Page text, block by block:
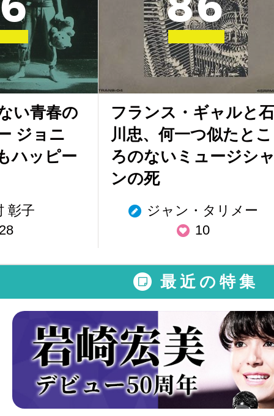
6
い青春の
ジョニ
ハッピー
彰子
86
フランス・ギャルと石
川忠、何一つ似たとこ
ろのないミュージシ
ンの死
ジャン・タリメー
10
最近の特集